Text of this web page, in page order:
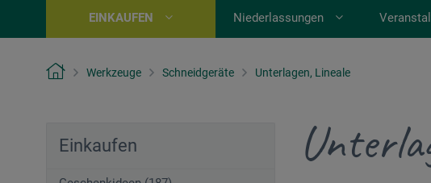
EINKAUFEN Niederlassungen
Werkzeuge Schneidgeräte Unterlagen, Lineale
Einkaufen